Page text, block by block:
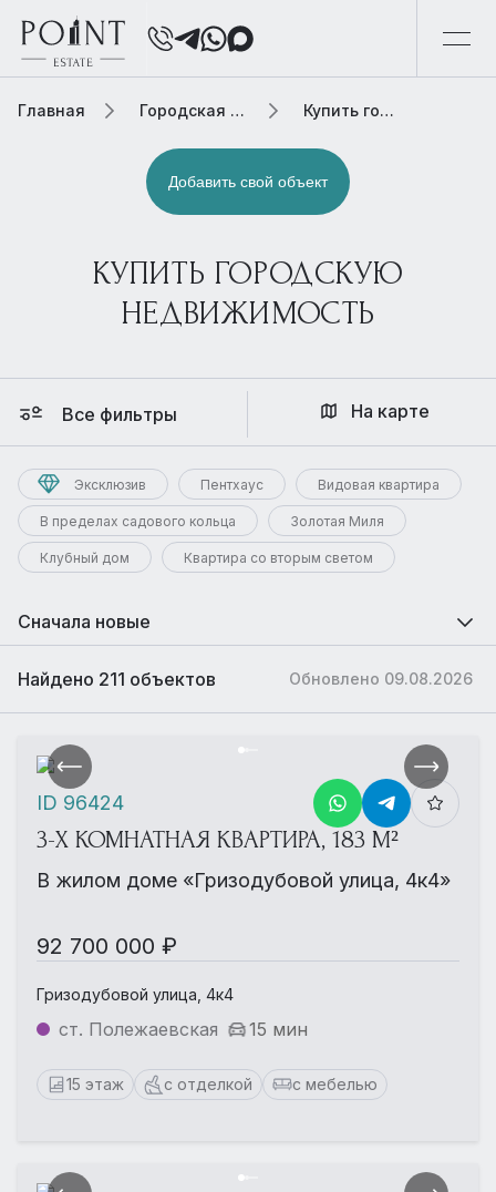
Главная Городская элитная недвижимость Купить городскую недвижимость
Добавить свой объект
КУПИТЬ ГОРОДСКУЮ
НЕДВИЖИМОСТЬ
Все фильтры
Эксклюзив Пентхаус Видовая квартира
В пределах садового кольца Золотая Миля
Клубный дом Квартира со вторым светом
На карте
Сначала новые
Обновлено 09.08.2026
Найдено 211 объектов
3-Х КОМНАТНАЯ КВАРТИРА, 183 М²
В жилом доме «Гризодубовой улица, 4к4»
92 700 000 ₽
Гризодубовой улица, 4к4
ст. Полежаевская 15 мин
15 этаж с отделкой с мебелью
ID 96424